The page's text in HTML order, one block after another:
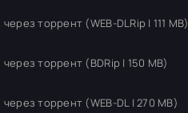
через торрент (WEB-DLRip | 111 MB)
через торрент (BDRip | 150 MB)
через торрент (WEB-DL | 270 MB)